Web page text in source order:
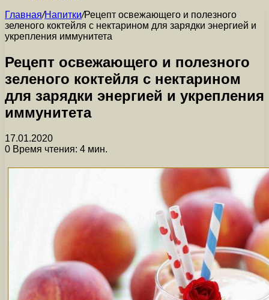
Главная/Напитки/Рецепт освежающего и полезного
зеленого коктейля с нектарином для зарядки энергией и
укрепления иммунитета
Рецепт освежающего и полезного
зеленого коктейля с нектарином
для зарядки энергией и укрепления
иммунитета
17.01.2020
0 Время чтения: 4 мин.